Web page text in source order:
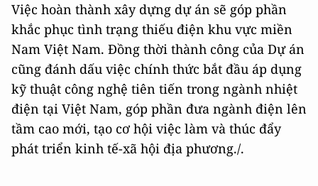
Việc hoàn thành xây dựng dự án sẽ góp phần
khắc phục tình trạng thiếu điện khu vực miền
Nam Việt Nam. Đồng thời thành công của Dự án
cũng đánh dấu việc chính thức bắt đầu áp dụng
kỹ thuật công nghệ tiên tiến trong ngành nhiệt
điện tại Việt Nam, góp phần đưa ngành điện lên
tầm cao mới, tạo cơ hội việc làm và thúc đẩy
phát triển kinh tế-xã hội địa phương./.